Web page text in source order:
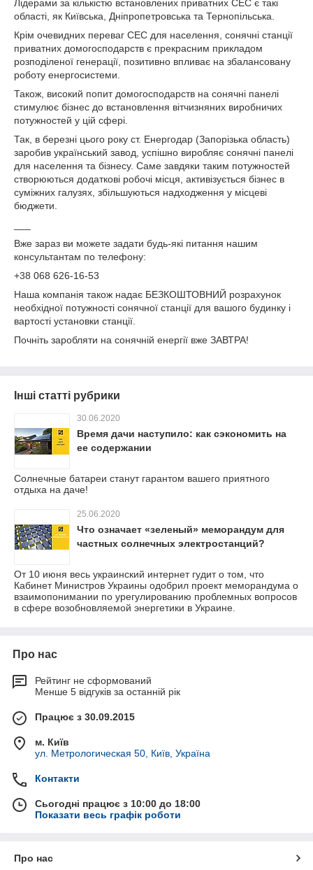
Лідерами за кількістю встановлених приватних СЕС є такі
області, як Київська, Дніпропетровська та Тернопільська.
Крім очевидних переваг СЕС для населення, сонячні станції
приватних домогосподарств є прекрасним прикладом
розподіленої генерації, позитивно впливає на збалансовану
роботу енергосистеми.
Також, високий попит домогосподарств на сонячні панелі
стимулює бізнес до встановлення вітчизняних виробничих
потужностей у цій сфері.
Так, в березні цього року ст. Енергодар (Запорізька область)
заробив український завод, успішно виробляє сонячні панелі
для населення та бізнесу. Саме завдяки таким потужностей
створюються додаткові робочі місця, активізується бізнес в
суміжних галузях, збільшуються надходження у місцеві
бюджети.
Вже зараз ви можете задати будь-які питання нашим
консультантам по телефону:
+38 068 626-16-53
Наша компанія також надає БЕЗКОШТОВНИЙ розрахунок
необхідної потужності сонячної станції для вашого будинку і
вартості установки станції.
Почніть заробляти на сонячній енергії вже ЗАВТРА!
Інші статті рубрики
30.06.2020
Время дачи наступило: как сэкономить на
ее содержании
Солнечные батареи станут гарантом вашего приятного
отдыха на даче!
25.06.2020
Что означает «зеленый» меморандум для
частных солнечных электростанций?
От 10 июня весь украинский интернет гудит о том, что
Кабинет Министров Украины одобрил проект меморандума о
взаимопонимании по урегулированию проблемных вопросов
в сфере возобновляемой энергетики в Украине.
Про нас
Рейтинг не сформований
Менше 5 відгуків за останній рік
Працює з 30.09.2015
м. Київ
ул. Метрологическая 50, Київ, Україна
Контакти
Сьогодні працює з 10:00 до 18:00
Показати весь графік роботи
Про нас